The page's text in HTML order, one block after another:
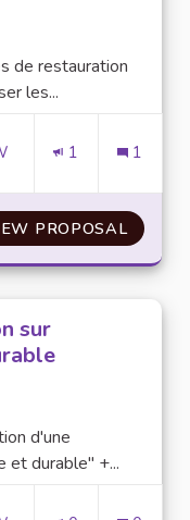
de restauration
les...
1 1
PROPOSAL
sur
d'une
et durable" +...